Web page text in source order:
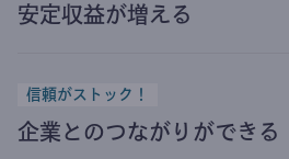
安定収益が増える
信頼がストック！
企業とのつながりができる